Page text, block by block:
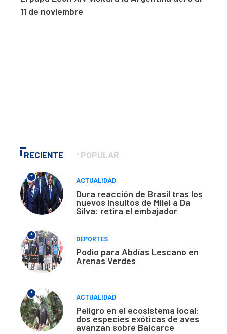
11 de noviembre
RECIENTE POPULAR
*
ACTUALIDAD
Dura reacción de Brasil tras los
nuevos insultos de Milei a Da
Silva: retira el embajador
*
DEPORTES
Podio para Abdías Lescano en
Arenas Verdes
*
ACTUALIDAD
Peligro en el ecosistema local:
dos especies exóticas de aves
avanzan sobre Balcarce